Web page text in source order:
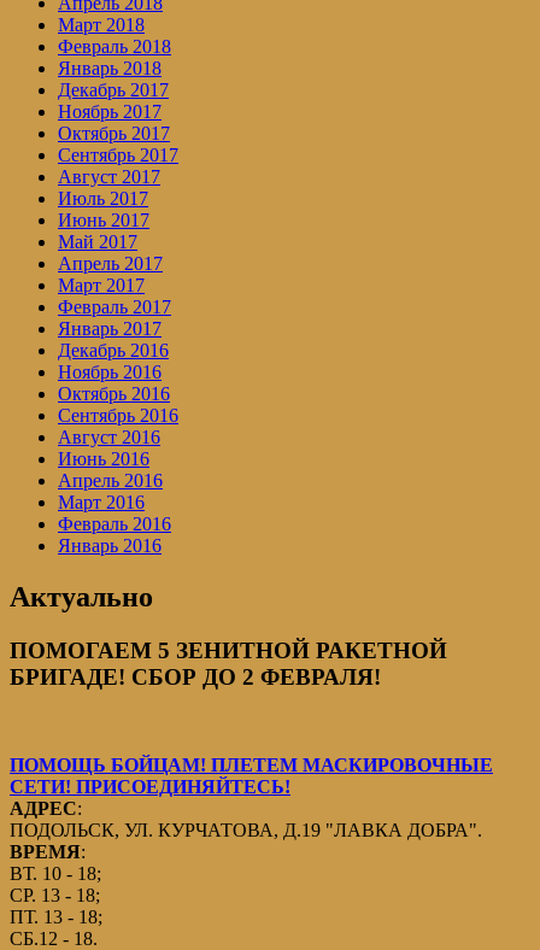
Март 2018
Февраль 2018
Январь 2018
Декабрь 2017
Ноябрь 2017
Октябрь 2017
Сентябрь 2017
Август 2017
Июль 2017
Июнь 2017
Май 2017
Апрель 2017
Март 2017
Февраль 2017
Январь 2017
Декабрь 2016
Ноябрь 2016
Октябрь 2016
Сентябрь 2016
Август 2016
Июнь 2016
Апрель 2016
Март 2016
Февраль 2016
Январь 2016
Актуально
ПОМОГАЕМ 5 ЗЕНИТНОЙ РАКЕТНОЙ
БРИГАДЕ! СБОР ДО 2 ФЕВРАЛЯ!
ПОМОЩЬ БОЙЦАМ! ПЛЕТЕМ МАСКИРОВОЧНЫЕ
СЕТИ! ПРИСОЕДИНЯЙТЕСЬ!
АДРЕС:
ПОДОЛЬСК, УЛ. КУРЧАТОВА, Д.19 "ЛАВКА ДОБРА".
ВРЕМЯ:
ВТ. 10 - 18;
СР. 13 - 18;
ПТ. 13 - 18;
СБ.12 - 18.